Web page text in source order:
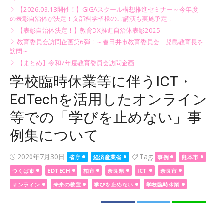
【2026.03.13開催！】GIGAスクール構想推進セミナー～今年度
の表彰自治体が決定！文部科学省様のご講演も実施予定！
【表彰自治体決定！】教育DX推進自治体表彰2025
教育委員会訪問企画第6弾！～春日井市教育委員会 児島教育長を
訪問～
【まとめ】令和7年度教育委員会訪問企画
学校臨時休業等に伴うICT・
EdTechを活用したオンライン
等での「学びを止めない」事
例集について
Posted
on
2020年7月30日 省庁 経済産業省 Tag: 事例
熊本市
つくば市
EDTECH 柏市 奈良県 ICT
奈良市
オンライン
未来の教室 学びを止めない 学校臨時休業